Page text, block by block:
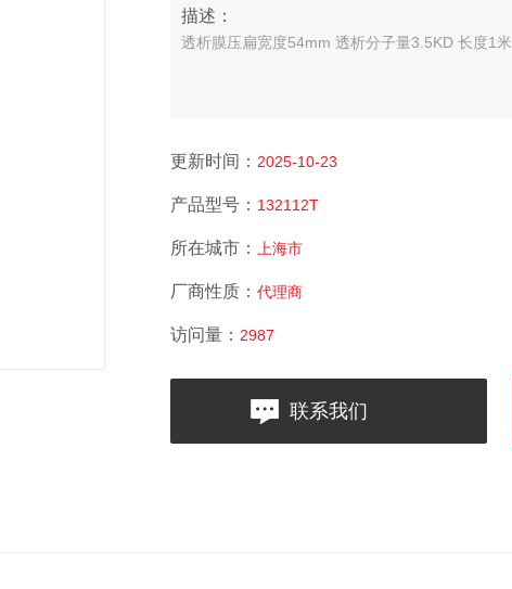
描述：
透析膜压扁宽度54mm 透析分子量3.5KD 长度1米
更新时间： 2025-10-23
产品型号： 132112T
所在城市： 上海市
厂商性质： 代理商
访问量： 2987
联系我们